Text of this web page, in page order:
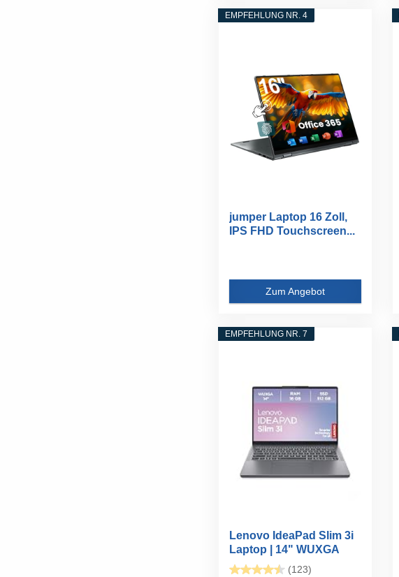
EMPFEHLUNG NR. 4
jumper Laptop 16 Zoll,
IPS FHD Touchscreen...
Zum Angebot
EMPFEHLUNG NR. 7
Lenovo IdeaPad Slim 3i
Laptop | 14" WUXGA
Display...
(123)